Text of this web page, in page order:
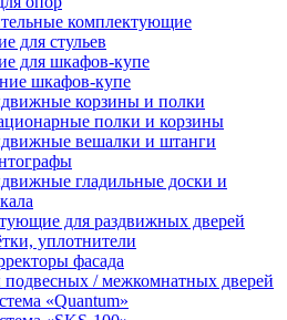
комплектующие
для стульев
для шкафов-купе
шкафов-купе
корзины и полки
полки и корзины
вешалки и штанги
гладильные доски и
для раздвижных дверей
уплотнители
фасада
/ межкомнатных дверей
«Quantum»